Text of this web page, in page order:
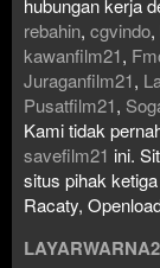
rebahin, cgvindo,
kawanfilm21,
Juraganfilm21,
Pusatfilm21,
Kami tidak
savefilm21 ini.
situs pihak
Racaty,